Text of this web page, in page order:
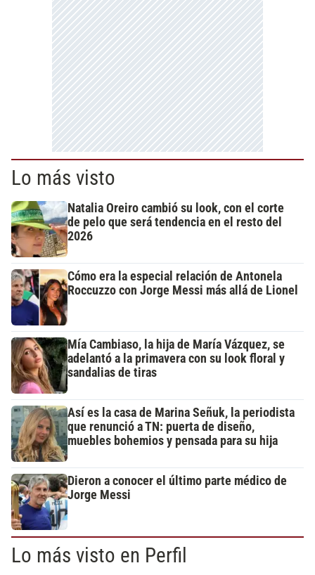
Lo más visto
Natalia Oreiro cambió su look, con el corte
de pelo que será tendencia en el resto del
2026
Cómo era la especial relación de Antonela
Roccuzzo con Jorge Messi más allá de Lionel
Mía Cambiaso, la hija de María Vázquez, se
adelantó a la primavera con su look floral y
sandalias de tiras
Así es la casa de Marina Señuk, la periodista
que renunció a TN: puerta de diseño,
muebles bohemios y pensada para su hija
Dieron a conocer el último parte médico de
Jorge Messi
Lo más visto en Perfil